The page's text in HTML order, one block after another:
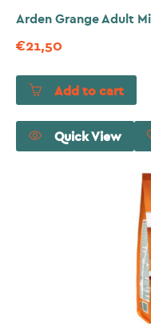
Arden Grange Adult
€21,50
Add to cart
Quick View